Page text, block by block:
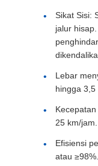
Sikat Sisi:
jalur
Lebar
hingga 3,5
25 km/jam.
Efisiensi
atau ≥98%.